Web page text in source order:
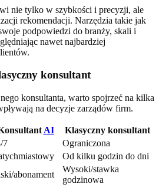
nie tylko w szybkości i precyzji, ale
rekomendacji. Narzędzia takie jak
podpowiedzi do branży, skali i
nawet najbardziej
konsultant
konsultanta, warto spojrzeć na kilka
na decyzje zarządów firm.
AI
Klasyczny konsultant
7
Ograniczona
Od kilku godzin do dni
abonament
Wysoki/stawka
godzinowa